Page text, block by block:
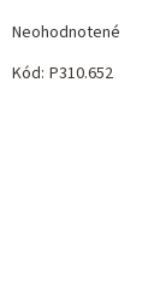
hodnotenie
produktu
Neohodnotené
Kód: P310.652